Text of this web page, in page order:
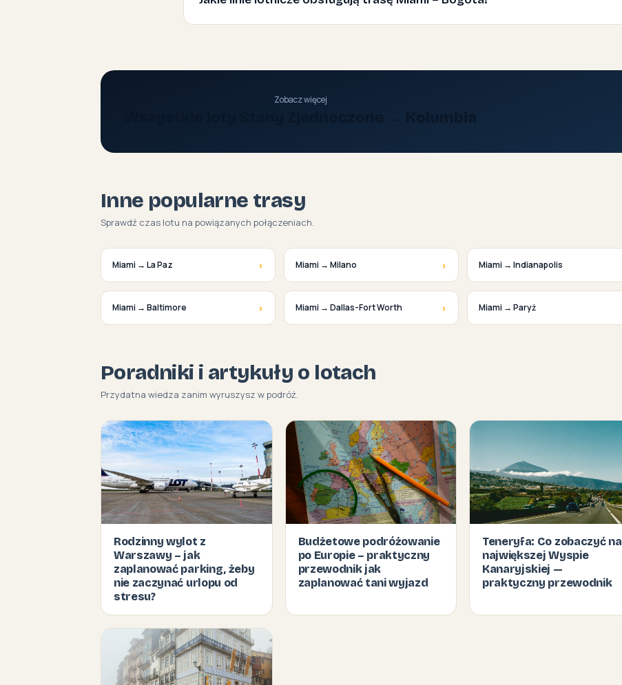
Zobacz więcej
Inne popularne trasy
Sprawdź czas lotu na powiązanych połączeniach.
Miami → La Paz › Miami → Milano › Miami → Indianapolis
Miami → Baltimore › Miami → Dallas-Fort Worth › Miami → Paryż
Poradniki i artykuły o lotach
Przydatna wiedza zanim wyruszysz w podróż.
Rodzinny wylot z
Warszawy – jak
zaplanować parking, żeby
nie zaczynać urlopu od
stresu?
Budżetowe podróżowanie
po Europie – praktyczny
przewodnik jak
zaplanować tani wyjazd
Teneryfa: Co zobaczyć na
największej Wyspie
Kanaryjskiej —
praktyczny przewodnik